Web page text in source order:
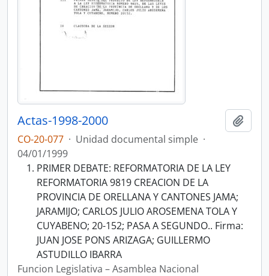
Actas-1998-2000
CO-20-077 · Unidad documental simple ·
04/01/1999
PRIMER DEBATE: REFORMATORIA DE LA LEY
REFORMATORIA 9819 CREACION DE LA
PROVINCIA DE ORELLANA Y CANTONES JAMA;
JARAMIJO; CARLOS JULIO AROSEMENA TOLA Y
CUYABENO; 20-152; PASA A SEGUNDO.. Firma:
JUAN JOSE PONS ARIZAGA; GUILLERMO
ASTUDILLO IBARRA
Funcion Legislativa – Asamblea Nacional